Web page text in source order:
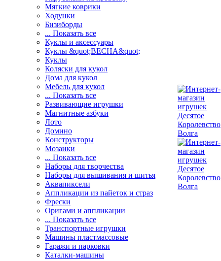
Мягкие коврики
Ходунки
Бизиборды
... Показать все
Куклы и аксессуары
Куклы &quot;ВЕСНА&quot;
Куклы
Коляски для кукол
Дома для кукол
Мебель для кукол
... Показать все
Развивающие игрушки
Магнитные азбуки
Лото
Домино
Конструкторы
Мозаики
... Показать все
Наборы для творчества
Наборы для вышивания и шитья
Аквапиксели
Аппликации из пайеток и страз
Фрески
Оригами и аппликации
... Показать все
Транспортные игрушки
Машины пластмассовые
Гаражи и парковки
Каталки-машины